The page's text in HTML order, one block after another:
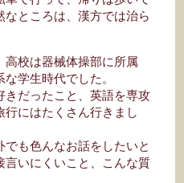
ところは、漢方では治ら
高校は器械体操部に所属
学生時代でした。
きだったこと、英語を専攻
行にはたくさん行きまし
も色んなお話をしたいと
言いにくいこと、こんな質